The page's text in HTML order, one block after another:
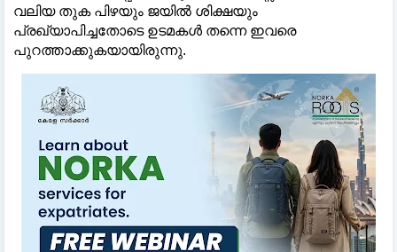
വലിയ തുക പിഴയും ജയിൽ ശിക്ഷയും
പ്രഖ്യാപിച്ചതോടെ ഉടമകൾ തന്നെ ഇവരെ
പുറത്താക്കുകയായിരുന്നു.